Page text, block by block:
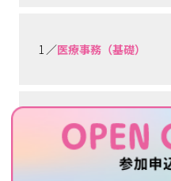
1 ／医療事務（基礎）
医療秘書演習Ⅰ